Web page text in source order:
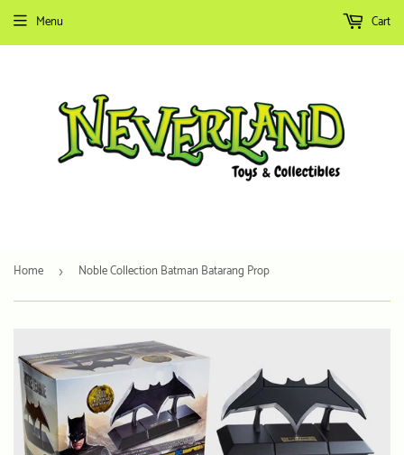
Menu Cart
Home › Noble Collection Batman Batarang Prop